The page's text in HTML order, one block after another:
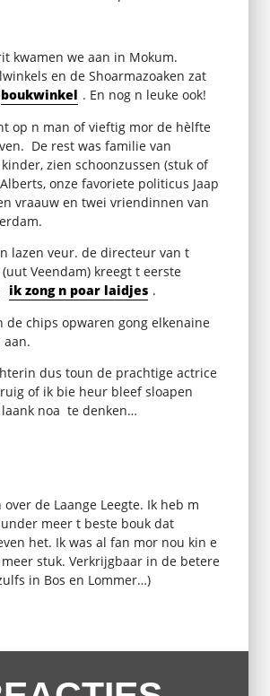
kwamen we aan in Mokum.
en de Shoarmazoaken zat
boukwinkel . En nog n leuke ook!
op n man of vieftig mor de hèlfte
De rest was familie van
zien schoonzussen (stuk of
onze favoriete politicus Jaap
vraauw en twei vriendinnen van
lazen veur. de directeur van t
Veendam) kreegt t eerste
ik zong n poar laidjes .
de chips opwaren gong elkenaine
aan.
dus toun de prachtige actrice
of ik bie heur bleef sloapen
noa te denken…
over de Laange Leegte. Ik heb m
meer t beste bouk dat
het. Ik was al fan mor nou kin e
stuk. Verkrijgbaar in de betere
in Bos en Lommer…)